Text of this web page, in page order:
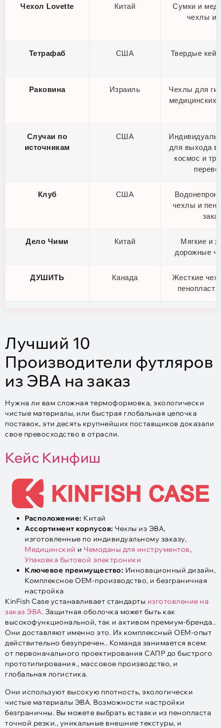
Чехол Lovette Китай
Сумки и
чехлы
Тетрафаб США Твердые
Раковина Израиль
Чехлы для
медицинских
Случаи по
источникам
США
для выхода в
космос и
Клуб США
чехлы и
Дело Чими Китай
Мягкие и
дорожные
ДУШИТЬ Канада
Жесткие
пенопласт
Лучший 10
Производители футляров
из ЭВА на заказ
Нужна ли вам сложная термоформовка, экологически
чистые материалы, или быстрая глобальная цепочка
поставок, эти десять крупнейших поставщиков доказали
свое превосходство в отрасли.
Кейс Кинфиш
Расположение: Китай
Ассортимент корпусов: Чехлы из ЭВА,
изготовленные по индивидуальному заказу,
Медицинский и Чемоданы для инструментов,
Упаковка бытовой электроники
Ключевое преимущество: Инновационный дизайн,
Комплексное OEM-производство, и безграничная
настройка
KinFish Case устанавливает стандарты изготовление на
заказ ЭВА. Защитная оболочка может быть как
высокофункциональной, так и активом премиум-бренда..
Они доставляют именно это. Их комплексный OEM-опыт
действительно безупречен.. Команда занимается всем:
от первоначального проектирования САПР до быстрого
прототипирования., массовое производство, и
глобальная логистика.
Они используют высокую плотность, экологически
чистые материалы ЭВА. Возможности настройки
безграничны. Вы можете выбрать вставки из пенопласта
точной резки., уникальные внешние текстуры, и